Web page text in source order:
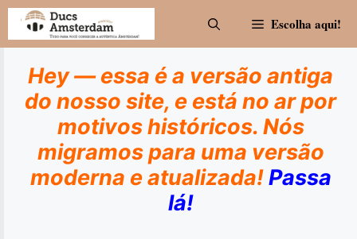
Pular
para
o
conteúdo
Escolha aqui!
Hey — essa é a versão antiga
do nosso site, e está no ar por
motivos históricos. Nós
migramos para uma versão
moderna e atualizada!Passa
lá!